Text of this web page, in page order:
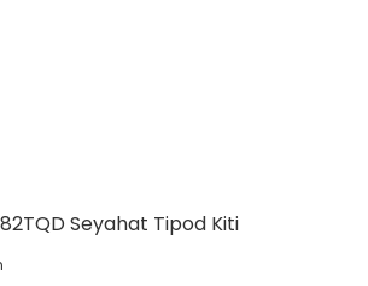
Seyahat Tipod Kiti